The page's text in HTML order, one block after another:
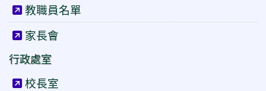
教職員名單
家長會
行政處室
校長室